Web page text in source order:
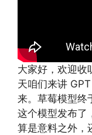
大家好，欢迎收
天咱们来讲
来。草莓模型终
这个模型发布了
算是意料之外，